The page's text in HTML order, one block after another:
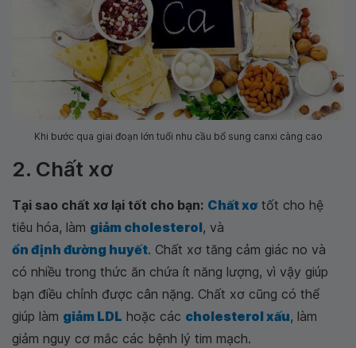
Khi bước qua giai đoạn lớn tuổi nhu cầu bổ sung canxi càng cao
2. Chất xơ
Tại sao chất xơ lại tốt cho bạn: Chất xơtốt cho hệ
tiêu hóa, làm giảm cholesterol, và
ổn định đường huyết. Chất xơ tăng cảm giác no và
có nhiều trong thức ăn chứa ít năng lượng, vì vậy giúp
bạn điều chỉnh được cân nặng. Chất xơ cũng có thể
giúp làm giảm LDL hoặc các cholesterol xấu, làm
giảm nguy cơ mắc các bệnh lý tim mạch.